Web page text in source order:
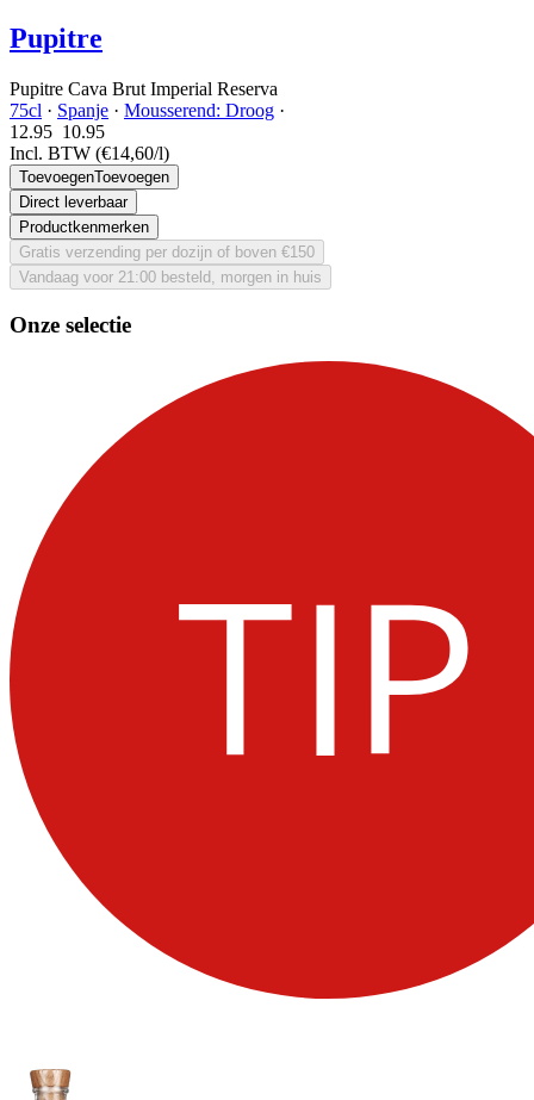
Pupitre
Pupitre Cava Brut Imperial Reserva
75cl · Spanje · Mousserend: Droog ·
12.95 10.95
Incl. BTW (€14,60/l)
ToevoegenToevoegen
Direct leverbaar
Productkenmerken
Gratis verzending per dozijn of boven €150
Vandaag voor 21:00 besteld, morgen in huis
Onze selectie